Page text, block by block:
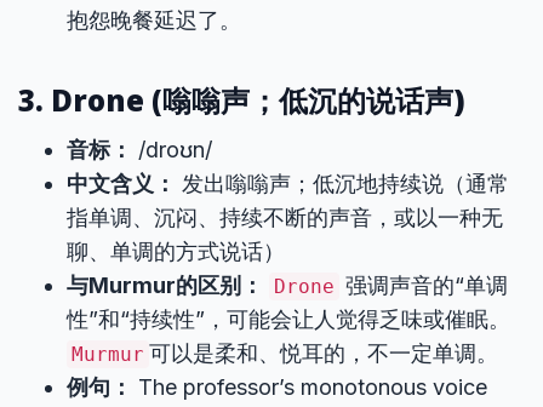
抱怨晚餐延迟了。
3. Drone (嗡嗡声；低沉的说话声)
音标：
/droʊn/
中文含义：
发出嗡嗡声；低沉地持续说（通常
指单调、沉闷、持续不断的声音，或以一种无
聊、单调的方式说话）
与Murmur的区别：
Drone 强调声音的“单调
性”和“持续性”，可能会让人觉得乏味或催眠。
Murmur 可以是柔和、悦耳的，不一定单调。
例句：
The professor’s monotonous voice